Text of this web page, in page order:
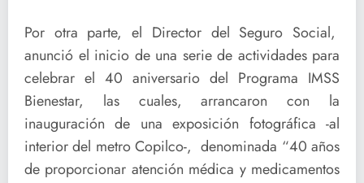
Por otra parte, el Director del Seguro Social,
anunció el inicio de una serie de actividades para
celebrar el 40 aniversario del Programa IMSS
Bienestar, las cuales, arrancaron con la
inauguración de una exposición fotográfica -al
interior del metro Copilco-, denominada “40 años
de proporcionar atención médica y medicamentos